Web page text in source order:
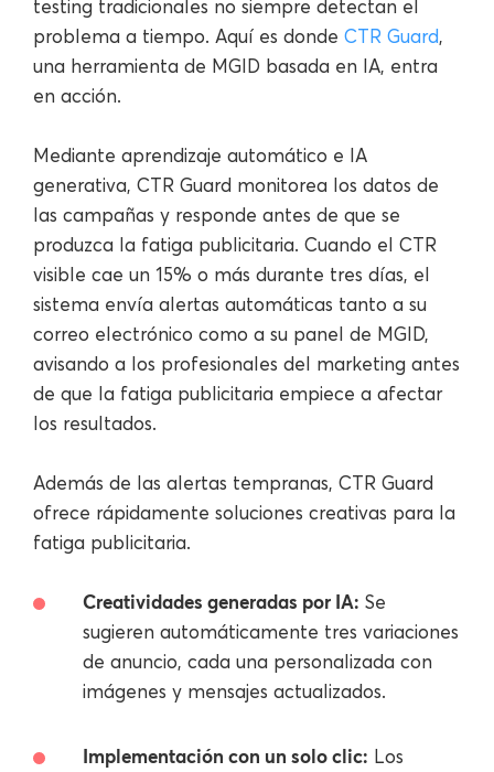
testing tradicionales no siempre detectan el
problema a tiempo. Aquí es donde CTR Guard,
una herramienta de MGID basada en IA, entra
en acción.
Mediante aprendizaje automático e IA
generativa, CTR Guard monitorea los datos de
las campañas y responde antes de que se
produzca la fatiga publicitaria. Cuando el CTR
visible cae un 15% o más durante tres días, el
sistema envía alertas automáticas tanto a su
correo electrónico como a su panel de MGID,
avisando a los profesionales del marketing antes
de que la fatiga publicitaria empiece a afectar
los resultados.
Además de las alertas tempranas, CTR Guard
ofrece rápidamente soluciones creativas para la
fatiga publicitaria.
Creatividades generadas por IA: Se
sugieren automáticamente tres variaciones
de anuncio, cada una personalizada con
imágenes y mensajes actualizados.
Implementación con un solo clic: Los